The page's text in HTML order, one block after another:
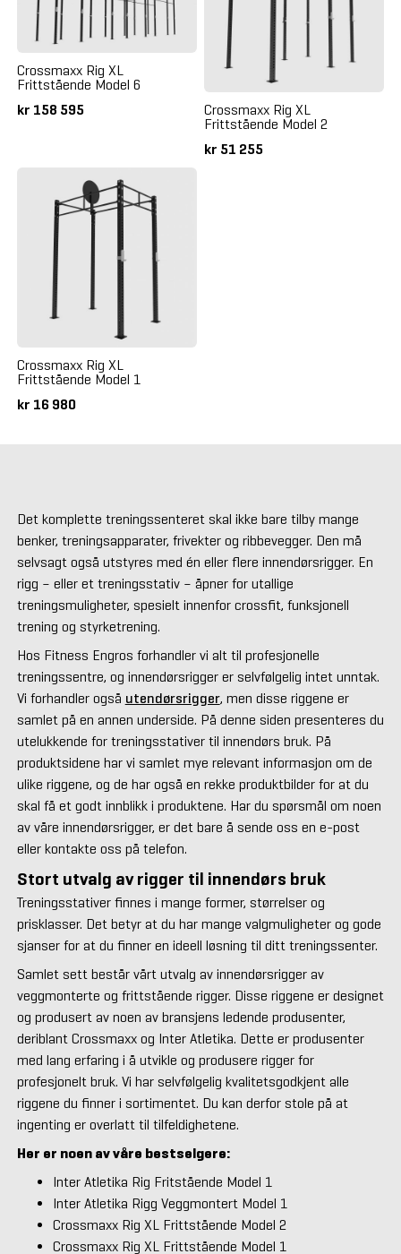
Crossmaxx Rig XL
Frittstående Model 6
kr 158 595
Crossmaxx Rig XL
Frittstående Model 2
kr 51 255
Crossmaxx Rig XL
Frittstående Model 1
kr 16 980
Det komplette treningssenteret skal ikke bare tilby mange
benker, treningsapparater, frivekter og ribbevegger. Den må
selvsagt også utstyres med én eller flere innendørsrigger. En
rigg – eller et treningsstativ – åpner for utallige
treningsmuligheter, spesielt innenfor crossfit, funksjonell
trening og styrketrening.
Hos Fitness Engros forhandler vi alt til profesjonelle
treningssentre, og innendørsrigger er selvfølgelig intet unntak.
Vi forhandler også utendørsrigger, men disse riggene er
samlet på en annen underside. På denne siden presenteres du
utelukkende for treningsstativer til innendørs bruk. På
produktsidene har vi samlet mye relevant informasjon om de
ulike riggene, og de har også en rekke produktbilder for at du
skal få et godt innblikk i produktene. Har du spørsmål om noen
av våre innendørsrigger, er det bare å sende oss en e-post
eller kontakte oss på telefon.
Stort utvalg av rigger til innendørs bruk
Treningsstativer finnes i mange former, størrelser og
prisklasser. Det betyr at du har mange valgmuligheter og gode
sjanser for at du finner en ideell løsning til ditt treningssenter.
Samlet sett består vårt utvalg av innendørsrigger av
veggmonterte og frittstående rigger. Disse riggene er designet
og produsert av noen av bransjens ledende produsenter,
deriblant Crossmaxx og Inter Atletika. Dette er produsenter
med lang erfaring i å utvikle og produsere rigger for
profesjonelt bruk. Vi har selvfølgelig kvalitetsgodkjent alle
riggene du finner i sortimentet. Du kan derfor stole på at
ingenting er overlatt til tilfeldighetene.
Her er noen av våre bestselgere:
Inter Atletika Rig Fritstående Model 1
Inter Atletika Rigg Veggmontert Model 1
Crossmaxx Rig XL Frittstående Model 2
Crossmaxx Rig XL Frittstående Model 1